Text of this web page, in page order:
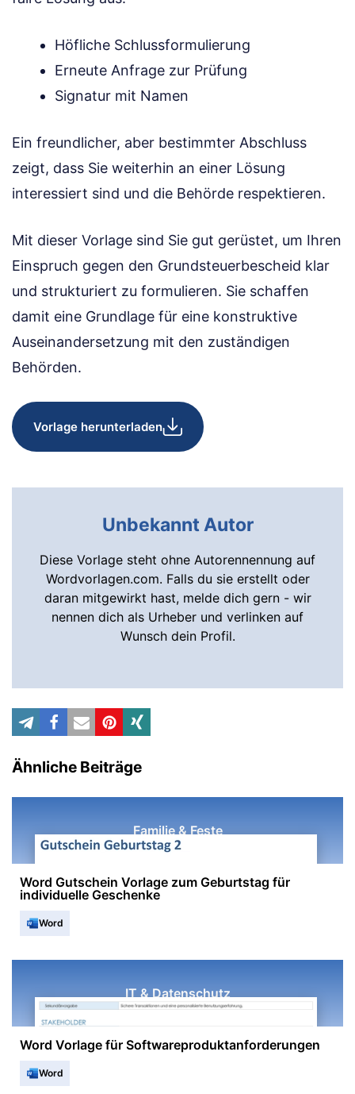
Höfliche Schlussformulierung
Erneute Anfrage zur Prüfung
Signatur mit Namen
Ein freundlicher, aber bestimmter Abschluss
zeigt, dass Sie weiterhin an einer Lösung
interessiert sind und die Behörde respektieren.
Mit dieser Vorlage sind Sie gut gerüstet, um Ihren
Einspruch gegen den Grundsteuerbescheid klar
und strukturiert zu formulieren. Sie schaffen
damit eine Grundlage für eine konstruktive
Auseinandersetzung mit den zuständigen
Behörden.
Vorlage herunterladen
Unbekannt Autor
Diese Vorlage steht ohne Autorennennung auf
Wordvorlagen.com. Falls du sie erstellt oder
daran mitgewirkt hast, melde dich gern - wir
nennen dich als Urheber und verlinken auf
Wunsch dein Profil.
Ähnliche Beiträge
Familie & Feste
Word Gutschein Vorlage zum Geburtstag für
individuelle Geschenke
Word
IT & Datenschutz
Word Vorlage für Softwareproduktanforderungen
Word